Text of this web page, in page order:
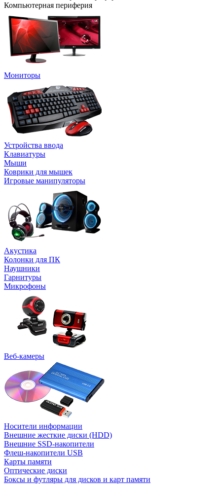
Компьютерная периферия
Мониторы
Устройства ввода
Клавиатуры
Мыши
Коврики для мышек
Игровые манипуляторы
Акустика
Колонки для ПК
Наушники
Гарнитуры
Микрофоны
Веб-камеры
Носители информации
Внешние жесткие диски (HDD)
Внешние SSD-накопители
Флеш-накопители USB
Карты памяти
Оптические диски
Боксы и футляры для дисков и карт памяти